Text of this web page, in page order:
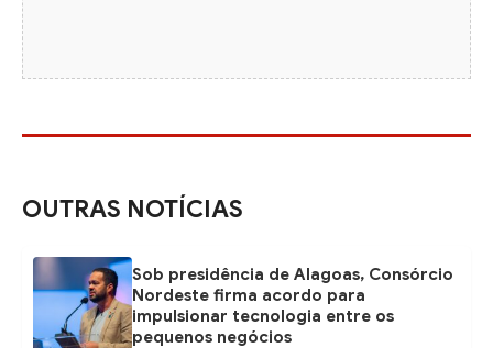
OUTRAS NOTÍCIAS
Sob presidência de Alagoas, Consórcio
Nordeste firma acordo para
impulsionar tecnologia entre os
pequenos negócios